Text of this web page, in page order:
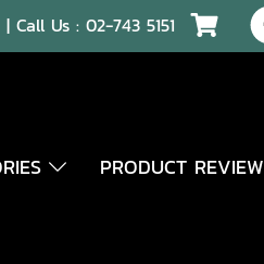
| Call Us :02-743 5151
PRODUCT REVIEW